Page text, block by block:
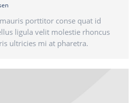
porttitor conse quat id
ligula velit molestie rhoncus
ultricies mi at pharetra.